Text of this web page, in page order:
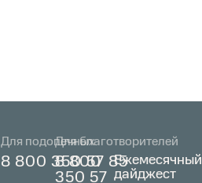
Для подопечных
8 800 350 57 85
Для благотворителей
8 800
350 57
Ежемесячный
дайджест